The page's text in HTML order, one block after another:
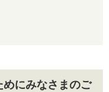
めにみなさまのご